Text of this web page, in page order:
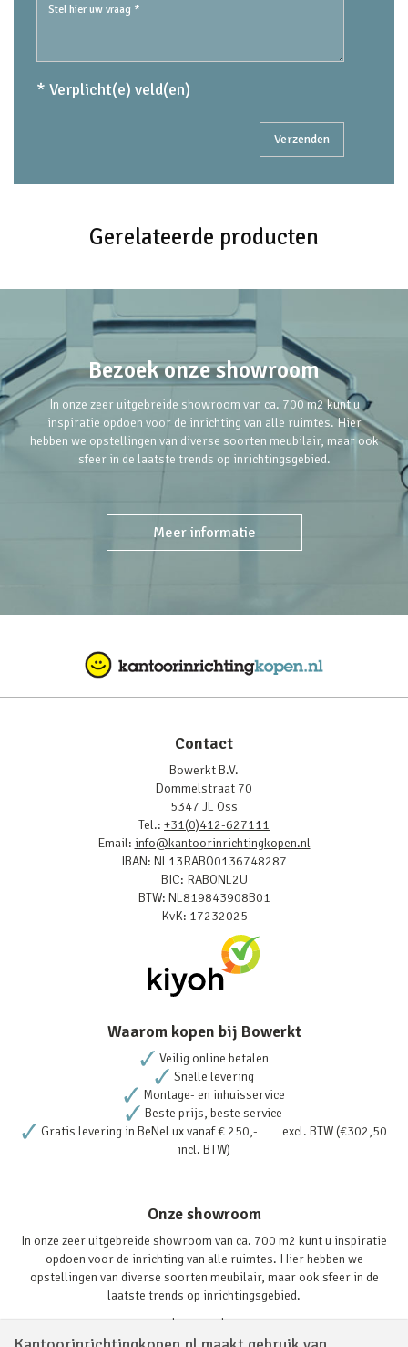
* Verplicht(e) veld(en)
Gerelateerde producten
Bezoek onze showroom
In onze zeer uitgebreide showroom van ca. 700 m2 kunt u
inspiratie opdoen voor de inrichting van alle ruimtes. Hier
hebben we opstellingen van diverse soorten meubilair, maar ook
sfeer in de laatste trends op inrichtingsgebied.
Meer informatie
Contact
Bowerkt B.V.
Dommelstraat 70
5347 JL Oss
Tel.: +31(0)412-627111
Email: info@kantoorinrichtingkopen.nl
IBAN: NL13RABO0136748287
BIC: RABONL2U
BTW: NL819843908B01
KvK: 17232025
Waarom kopen bij Bowerkt
Veilig online betalen
Snelle levering
Montage- en inhuisservice
Beste prijs, beste service
Gratis levering in BeNeLux vanaf € 250,- excl. BTW (€302,50
incl. BTW)
Onze showroom
In onze zeer uitgebreide showroom van ca. 700 m2 kunt u inspiratie
opdoen voor de inrichting van alle ruimtes. Hier hebben we
opstellingen van diverse soorten meubilair, maar ook sfeer in de
laatste trends op inrichtingsgebied.
Lees verder